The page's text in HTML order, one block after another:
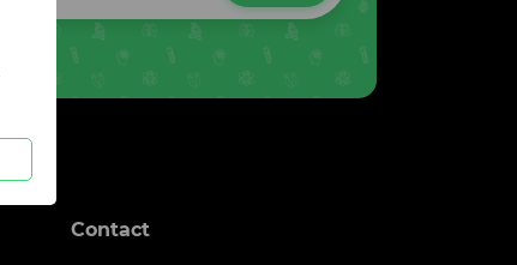
Contact